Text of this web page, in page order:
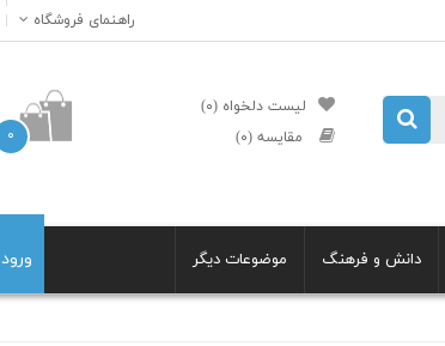
راهنمای فروشگاه
لیست دلخواه (۰)
مقایسه (۰)
۰
دانش و فرهنگ موضوعات دیگر ورود